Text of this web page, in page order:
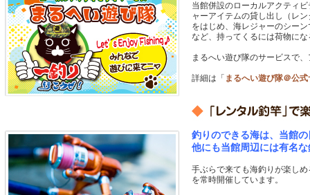
当館併設のローカルアクティ
ャーアイテムの貸し出し（レ
をはじめ、海レジャーのシー
など、持ってくるには荷物に
まるへい遊び隊のサービスで
詳細は「 まるへい遊び隊＠公
釣りのできる海は、当館
他にも当館周辺には有名
手ぶらで来ても海釣りが楽しめ
を常時開催しています。